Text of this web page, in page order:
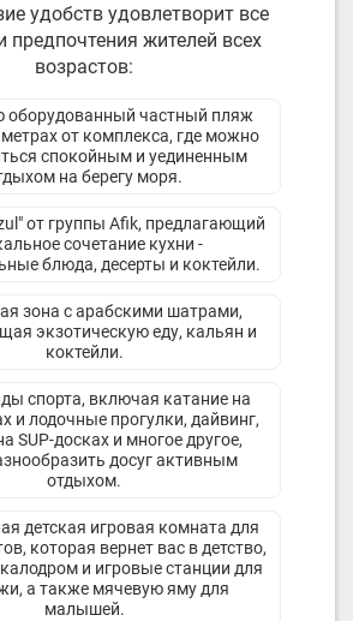
удобств удовлетворит все
предпочтения жителей всех
возрастов:
оборудованный частный пляж
метрах от комплекса, где можно
спокойным и уединенным
на берегу моря.
от группы Afik, предлагающий
сочетание кухни -
блюда, десерты и коктейли.
зона с арабскими шатрами,
экзотическую еду, кальян и
коктейли.
спорта, включая катание на
и лодочные прогулки, дайвинг,
SUP-досках и многое другое,
досуг активным
отдыхом.
детская игровая комната для
которая вернет вас в детство,
и игровые станции для
а также мячевую яму для
малышей.